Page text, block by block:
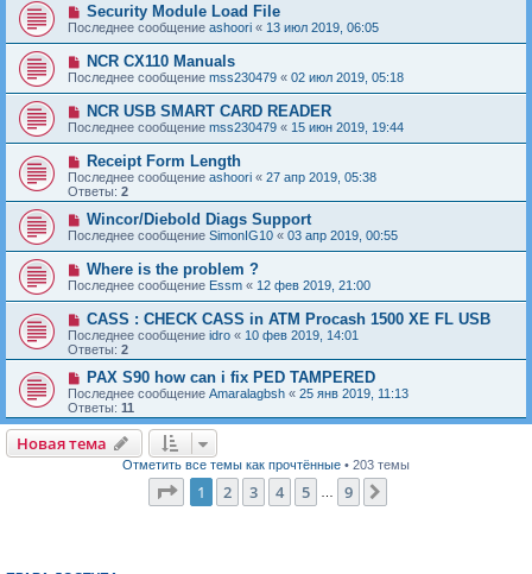
Security Module Load File
Последнее сообщение ashoori « 13 июл 2019, 06:05
NCR CX110 Manuals
Последнее сообщение mss230479 « 02 июл 2019, 05:18
NCR USB SMART CARD READER
Последнее сообщение mss230479 « 15 июн 2019, 19:44
Receipt Form Length
Последнее сообщение ashoori « 27 апр 2019, 05:38
Ответы: 2
Wincor/Diebold Diags Support
Последнее сообщение SimonIG10 « 03 апр 2019, 00:55
Where is the problem ?
Последнее сообщение Essm « 12 фев 2019, 21:00
CASS : CHECK CASS in ATM Procash 1500 XE FL USB
Последнее сообщение idro « 10 фев 2019, 14:01
Ответы: 2
PAX S90 how can i fix PED TAMPERED
Последнее сообщение Amaralagbsh « 25 янв 2019, 11:13
Ответы: 11
Новая тема
Новаятема
Отметить все темы как прочтённые • 203 темы
Страница из
1 2 3 4 5 9